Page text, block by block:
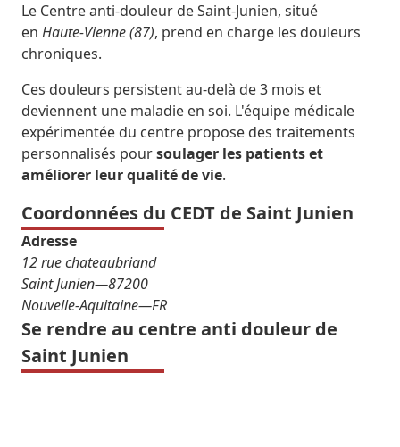
Le Centre anti-douleur de Saint-Junien, situé
en Haute-Vienne (87), prend en charge les douleurs
chroniques.
Ces douleurs persistent au-delà de 3 mois et
deviennent une maladie en soi. L'équipe médicale
expérimentée du centre propose des traitements
personnalisés poursoulager les patients et
améliorer leur qualité de vie.
Coordonnées du CEDT de Saint Junien
Adresse
12 rue chateaubriand
Saint Junien—87200
Nouvelle-Aquitaine—FR
Se rendre au centre anti douleur de
Saint Junien